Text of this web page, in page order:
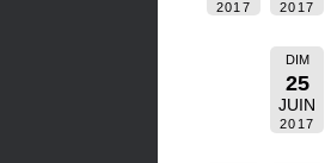
2017 2017
DIM
25
JUIN
2017